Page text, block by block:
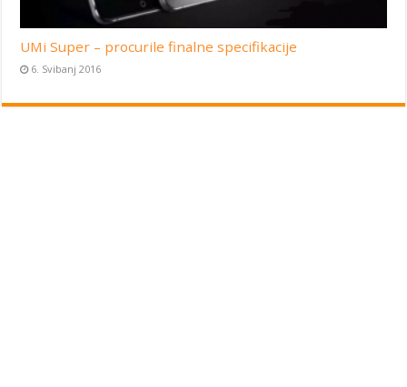
UMi Super – procurile finalne specifikacije
6. Svibanj 2016